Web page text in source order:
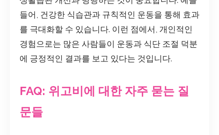
들어, 건강한 식습관과 규칙적인 운동을 통해 효과
를 극대화할 수 있습니다. 이런 점에서, 개인적인
경험으로는 많은 사람들이 운동과 식단 조절 덕분
에 긍정적인 결과를 보고 있다는 것입니다.
FAQ: 위고비에 대한 자주 묻는 질
문들